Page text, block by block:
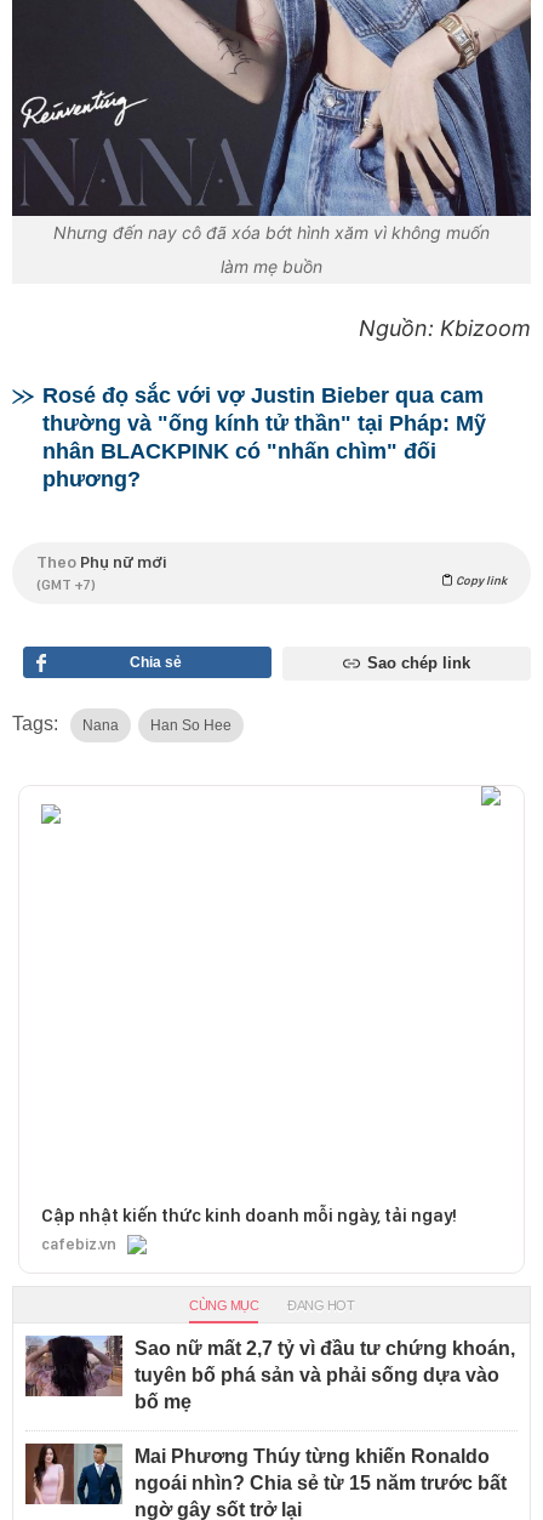
Nhưng đến nay cô đã xóa bớt hình xăm vì không muốn
làm mẹ buồn
Nguồn: Kbizoom
Rosé đọ sắc với vợ Justin Bieber qua cam
thường và "ống kính tử thần" tại Pháp: Mỹ
nhân BLACKPINK có "nhấn chìm" đối
phương?
Theo Phụ nữ mới
(GMT +7) Copy link
Chia sẻ Sao chép link
Tags: Nana Han So Hee
Cập nhật kiến thức kinh doanh mỗi ngày, tải ngay!
cafebiz.vn
CÙNG MỤC ĐANG HOT
Sao nữ mất 2,7 tỷ vì đầu tư chứng khoán,
tuyên bố phá sản và phải sống dựa vào
bố mẹ
Mai Phương Thúy từng khiến Ronaldo
ngoái nhìn? Chia sẻ từ 15 năm trước bất
ngờ gây sốt trở lại